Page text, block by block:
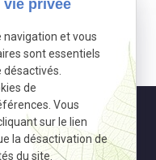
vie privée
navigation et vous
sont essentiels
de
Vous
sur le lien
la désactivation de
du site.